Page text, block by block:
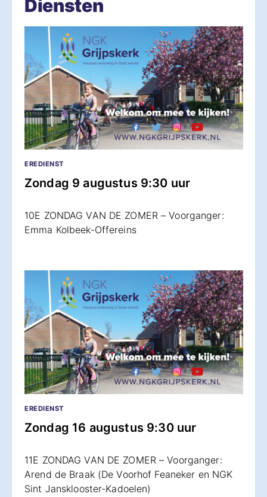
Diensten
EREDIENST
Zondag 9 augustus 9:30 uur
10E ZONDAG VAN DE ZOMER – Voorganger:
Emma Kolbeek-Offereins
EREDIENST
Zondag 16 augustus 9:30 uur
11E ZONDAG VAN DE ZOMER – Voorganger:
Arend de Braak (De Voorhof Feaneker en NGK
Sint Jansklooster-Kadoelen)